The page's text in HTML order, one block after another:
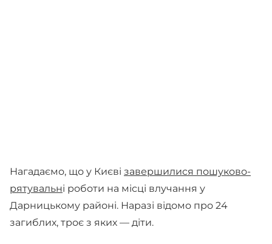
Нагадаємо, що у Києві завершилися пошуково-
рятувальні роботи на місці влучання у
Дарницькому районі. Наразі відомо про 24
загиблих, троє з яких — діти.